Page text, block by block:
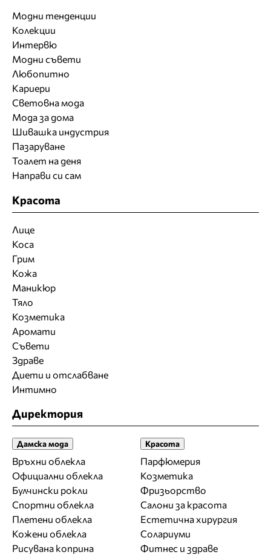
Модни тенденции
Колекции
Интервю
Модни съвети
Любопитно
Кариери
Световна мода
Мода за дома
Шивашка индустрия
Пазаруване
Тоалет на деня
Направи си сам
Красота
Лице
Коса
Грим
Кожа
Маникюр
Тяло
Козметика
Аромати
Съвети
Здраве
Диети и отслабване
Интимно
Директория
Дамска мода
Връхни облекла
Официални облекла
Булчински рокли
Спортни облекла
Плетени облекла
Кожени облекла
Рисувана коприна
Красота
Парфюмерия
Козметика
Фризьорство
Салони за красота
Естетична хирургия
Солариуми
Фитнес и здраве